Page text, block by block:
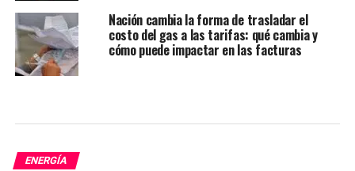
Nación cambia la forma de trasladar el
costo del gas a las tarifas: qué cambia y
cómo puede impactar en las facturas
ENERGÍA